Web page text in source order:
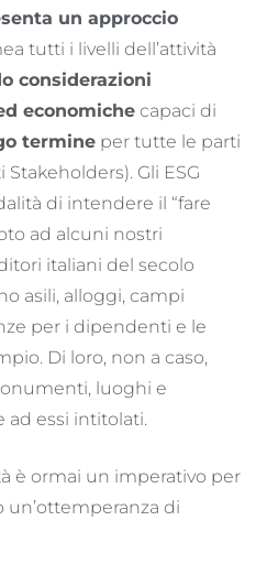
un approccio
tutti i livelli dell’attività
considerazioni
economiche capaci di
termine per tutte le parti
Gli ESG
di intendere il “fare
ad alcuni nostri
italiani del secolo
asili, alloggi, campi
per i dipendenti e le
Di loro, non a caso,
luoghi e
ad essi intitolati.
è ormai un imperativo per
un’ottemperanza di